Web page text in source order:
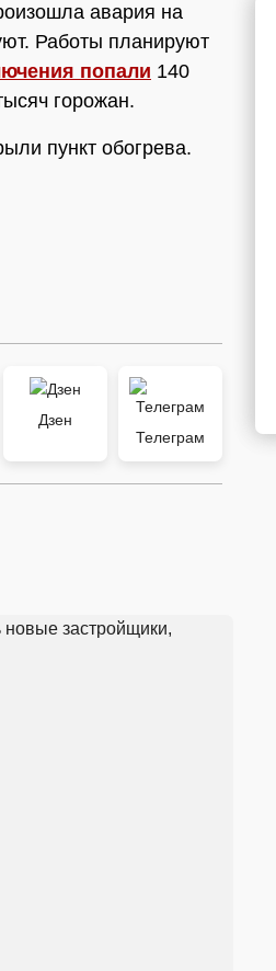
авария на
Работы планируют
попали 140
горожан.
пункт обогрева.
Дзен
Телеграм